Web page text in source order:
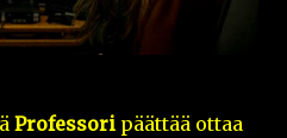
Professori päättää ottaa